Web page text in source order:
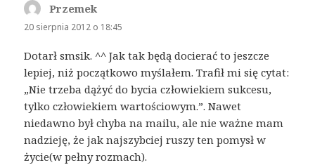
Przemek
20 sierpnia 2012 o 18:45
Dotarł smsik. ^^ Jak tak będą docierać to jeszcze
lepiej, niż początkowo myślałem. Trafił mi się cytat:
„Nie trzeba dążyć do bycia człowiekiem sukcesu,
tylko człowiekiem wartościowym.”. Nawet
niedawno był chyba na mailu, ale nie ważne mam
nadzieję, że jak najszybciej ruszy ten pomysł w
życie(w pełny rozmach).